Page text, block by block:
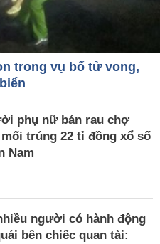
trong vụ bố tử vong,
phụ nữ bán rau chợ
trúng 22 tỉ đồng xổ số
Nam
người có hành động
bên chiếc quan tài: